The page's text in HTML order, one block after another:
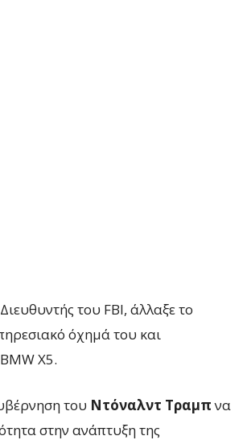
του FBI, άλλαξε το
όχημά του και
X5.
του Ντόναλντ Τραμπνα
στην ανάπτυξη της